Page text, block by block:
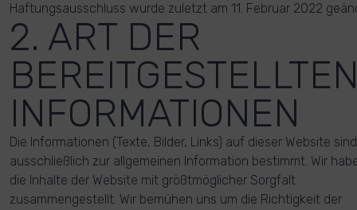
Haftungsausschluss wurde zuletzt am 11. Februar 2022
2. ART DER
INFORMATIONEN
Die Informationen (Texte, Bilder, Links) auf dieser Website sind
ausschließlich zur allgemeinen Information bestimmt. Wir
die Inhalte der Website mit größtmöglicher Sorgfalt
zusammengestellt. Wir bemühen uns um die Richtigkeit der